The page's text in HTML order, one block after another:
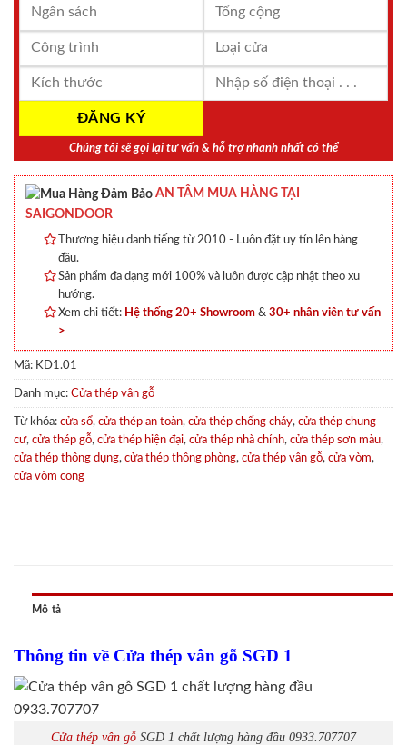
Chúng tôi sẽ gọi lại tư vấn & hỗ trợ nhanh nhất có thể
AN TÂM MUA HÀNG TẠI
SAIGONDOOR
Thương hiệu danh tiếng từ 2010 - Luôn đặt uy tín lên hàng
đầu.
Sản phẩm đa dạng mới 100% và luôn được cập nhật theo xu
hướng.
Xem chi tiết: Hệ thống 20+ Showroom & 30+ nhân viên tư vấn
>
Mã: KD1.01
Danh mục: Cửa thép vân gỗ
Từ khóa: cửa sổ, cửa thép an toàn, cửa thép chống cháy, cửa thép chung
cư, cửa thép gỗ, cửa thép hiện đại, cửa thép nhà chính, cửa thép sơn màu,
cửa thép thông dụng, cửa thép thông phòng, cửa thép vân gỗ, cửa vòm,
cửa vòm cong
Mô tả
Thông tin về Cửa thép vân gỗ SGD 1
Cửa thép vân gỗ SGD 1 chất lượng hàng đầu 0933.707707